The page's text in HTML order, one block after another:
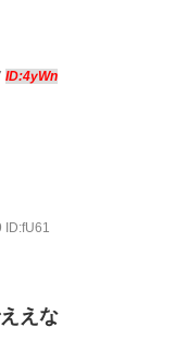
ID:4yWn
ID:fU61
えな